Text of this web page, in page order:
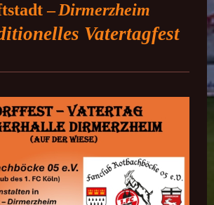
– Dirmerzheim
Vatertagfest